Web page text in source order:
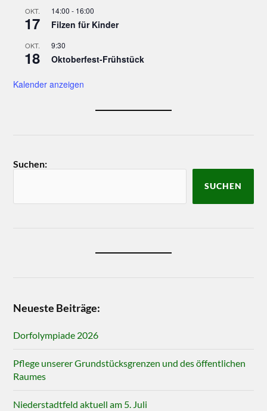
OKT.
17
14:00 - 16:00
Filzen für Kinder
OKT.
18
9:30
Oktoberfest-Frühstück
Kalender anzeigen
Suchen:
SUCHEN
Neueste Beiträge:
Dorfolympiade 2026
Pflege unserer Grundstücksgrenzen und des öffentlichen
Raumes
Niederstadtfeld aktuell am 5. Juli